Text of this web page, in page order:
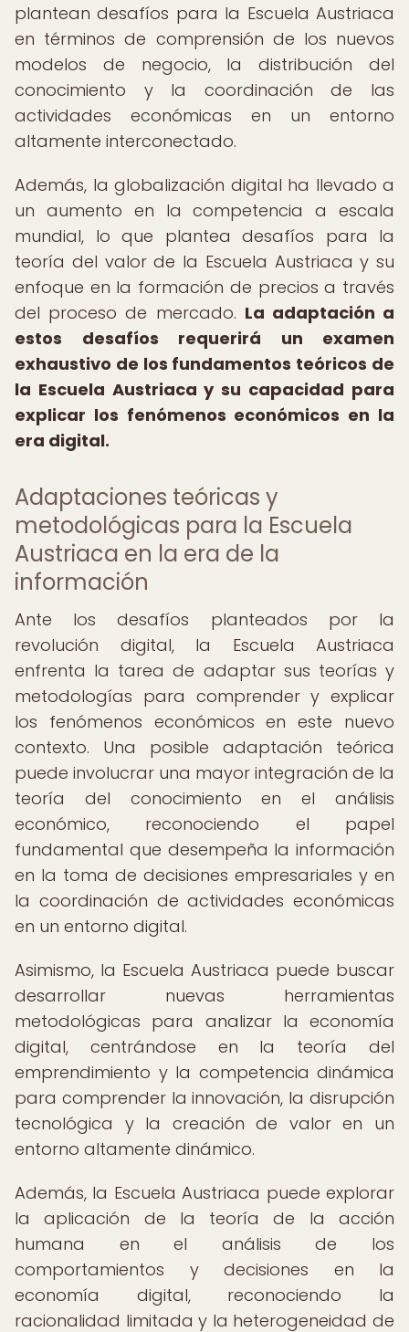
plantean desafíos para la Escuela Austriaca
en términos de comprensión de los nuevos
modelos de negocio, la distribución del
conocimiento y la coordinación de las
actividades económicas en un entorno
altamente interconectado.
Además, la globalización digital ha llevado a
un aumento en la competencia a escala
mundial, lo que plantea desafíos para la
teoría del valor de la Escuela Austriaca y su
enfoque en la formación de precios a través
del proceso de mercado. La adaptación a
estos desafíos requerirá un examen
exhaustivo de los fundamentos teóricos de
la Escuela Austriaca y su capacidad para
explicar los fenómenos económicos en la
era digital.
Adaptaciones teóricas y
metodológicas para la Escuela
Austriaca en la era de la
información
Ante los desafíos planteados por la
revolución digital, la Escuela Austriaca
enfrenta la tarea de adaptar sus teorías y
metodologías para comprender y explicar
los fenómenos económicos en este nuevo
contexto. Una posible adaptación teórica
puede involucrar una mayor integración de la
teoría del conocimiento en el análisis
económico, reconociendo el papel
fundamental que desempeña la información
en la toma de decisiones empresariales y en
la coordinación de actividades económicas
en un entorno digital.
Asimismo, la Escuela Austriaca puede buscar
desarrollar nuevas herramientas
metodológicas para analizar la economía
digital, centrándose en la teoría del
emprendimiento y la competencia dinámica
para comprender la innovación, la disrupción
tecnológica y la creación de valor en un
entorno altamente dinámico.
Además, la Escuela Austriaca puede explorar
la aplicación de la teoría de la acción
humana en el análisis de los
comportamientos y decisiones en la
economía digital, reconociendo la
racionalidad limitada y la heterogeneidad de